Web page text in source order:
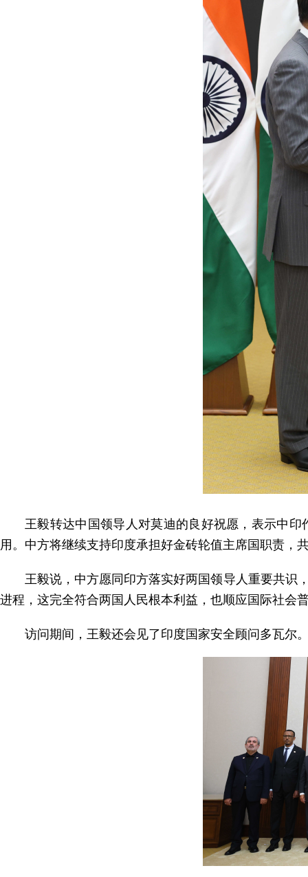
王毅转达中国领导人对莫迪的良好祝愿，表示中
用。中方将继续支持印度承担好金砖轮值主席国职责，
王毅说，中方愿同印方落实好两国领导人重要共识
进程，这完全符合两国人民根本利益，也顺应国际社会
访问期间，王毅还会见了印度国家安全顾问多瓦尔